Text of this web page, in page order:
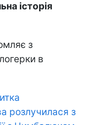
історія
з
в
розлучилася з